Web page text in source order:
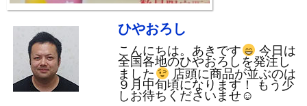
ひやおろし
こんにちは。あきです
今日は
全国各地のひやおろしを発注し
ました
店頭に商品が並ぶのは
９月中旬頃になります！ もう少
しお待ちくださいませ☺